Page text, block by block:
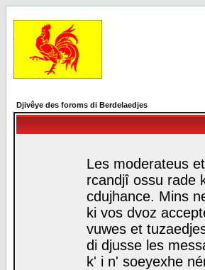
Djivêye des foroms di Berdelaedjes
Les moderateus
rcandjî ossu rade
cdujhance. Mins
ki vos dvoz
vuwes et
di djusse les
k' i n' soeyexhe